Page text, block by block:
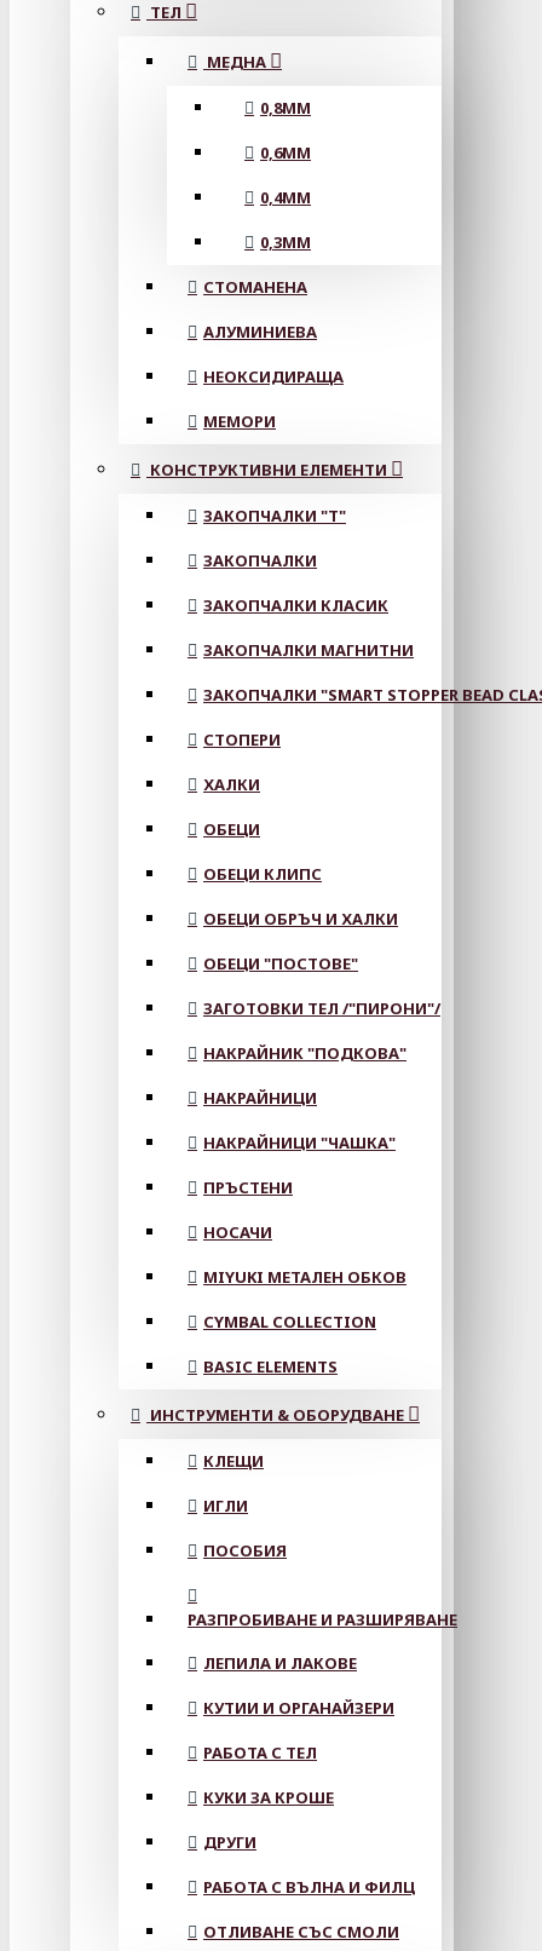
ТЕЛ
МЕДНА
0,8MM
0,6MM
0,4MM
0,3MM
СТОМАНЕНА
АЛУМИНИЕВА
НЕОКСИДИРАЩА
МЕМОРИ
КОНСТРУКТИВНИ ЕЛЕМЕНТИ
ЗАКОПЧАЛКИ "Т"
ЗАКОПЧАЛКИ
ЗАКОПЧАЛКИ КЛАСИК
ЗАКОПЧАЛКИ МАГНИТНИ
ЗАКОПЧАЛКИ "SMART STOPPER BEAD
СТОПЕРИ
ХАЛКИ
ОБЕЦИ
ОБЕЦИ КЛИПС
ОБЕЦИ ОБРЪЧ И ХАЛКИ
ОБЕЦИ "ПОСТОВЕ"
ЗАГОТОВКИ ТЕЛ /"ПИРОНИ"/
НАКРАЙНИК "ПОДКОВА"
НАКРАЙНИЦИ
НАКРАЙНИЦИ "ЧАШКА"
ПРЪСТЕНИ
НОСАЧИ
MIYUKI МЕТАЛЕН ОБКОВ
CYMBAL COLLECTION
BASIC ELEMENTS
ИНСТРУМЕНТИ & ОБОРУДВАНЕ
КЛЕЩИ
ИГЛИ
ПОСОБИЯ
РАЗПРОБИВАНЕ И РАЗШИРЯВАНЕ
ЛЕПИЛА И ЛАКОВЕ
КУТИИ И ОРГАНАЙЗЕРИ
РАБОТА С ТЕЛ
КУКИ ЗА КРОШЕ
ДРУГИ
РАБОТА С ВЪЛНА И ФИЛЦ
ОТЛИВАНЕ СЪС СМОЛИ